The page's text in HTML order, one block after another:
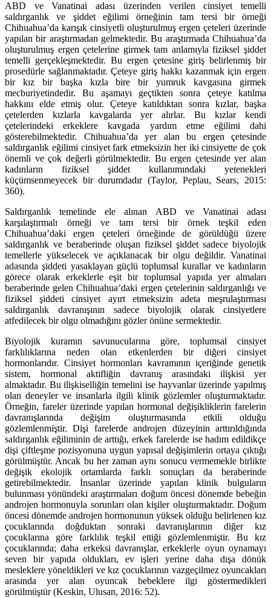
ABD ve Vanatinai adası üzerinden verilen cinsiyet temelli
saldırganlık ve şiddet eğilimi örneğinin tam tersi bir örneği
Chihuahua’da karışık cinsiyetli oluşturulmuş ergen çeteleri üzerinde
yapılan bir araştırmadan gelmektedir. Bu araştırmada Chihuahua’da
oluşturulmuş ergen çetelerine girmek tam anlamıyla fiziksel şiddet
temelli gerçekleşmektedir. Bu ergen çetesine giriş belirlenmiş bir
prosedürle sağlanmaktadır. Çeteye giriş hakkı kazanmak için ergen
bir kız bir başka kızla bire bir yumruk kavgasına girmek
mecburiyetindedir. Bu aşamayı geçtikten sonra çeteye katılma
hakkını elde etmiş olur. Çeteye katıldıktan sonra kızlar, başka
çetelerden kızlarla kavgalarda yer alırlar. Bu kızlar kendi
çetelerindeki erkeklere kavgada yardım etme eğilimi dahi
gösterebilmektedir. Chihuahua’da yer alan bu ergen çetesinde
saldırganlık eğilimi cinsiyet fark etmeksizin her iki cinsiyette de çok
önemli ve çok değerli görülmektedir. Bu ergen çetesinde yer alan
kadınların fiziksel şiddet kullanımındaki yetenekleri
küçümsenmeyecek bir durumdadır (Taylor, Peplau, Sears, 2015:
360).
Saldırganlık temelinde ele alınan ABD ve Vanatinai adası
karşılaştırmalı örneği ve tam tersi bir örnek teşkil eden
Chihuahua’daki ergen çeteleri örneğinde de görüldüğü üzere
saldırganlık ve beraberinde oluşan fiziksel şiddet sadece biyolojik
temellerle yükselecek ve açıklanacak bir olgu değildir. Vanatinai
adasında şiddeti yasaklayan güçlü toplumsal kurallar ve kadınların
görece olarak erkeklerle eşit bir toplumsal yapıda yer almaları
beraberinde gelen Chihuahua’daki ergen çetelerinin saldırganlığı ve
fiziksel şiddeti cinsiyet ayırt etmeksizin adeta meşrulaştırması
saldırganlık davranışının sadece biyolojik olarak cinsiyetlere
atfedilecek bir olgu olmadığını gözler önüne sermektedir.
Biyolojik kuramın savunucularına göre, toplumsal cinsiyet
farklılıklarına neden olan etkenlerden bir diğeri cinsiyet
hormonlarıdır. Cinsiyet hormonları kavramının içeriğinde genetik
sistem, hormonal aktifliğin davranış arasındaki ilişkisi yer
almaktadır. Bu ilişkiselliğin temelini ise hayvanlar üzerinde yapılmış
olan deneyler ve insanlarla ilgili klinik gözlemler oluşturmaktadır.
Örneğin, fareler üzerinde yapılan hormonal değişikliklerin farelerin
davranışlarında değişim oluşturmasında etkili olduğu
gözlemlenmiştir. Dişi farelerde androjen düzeyinin arttırıldığında
saldırganlık eğiliminin de arttığı, erkek farelerde ise hadım edildikçe
dişi çiftleşme pozisyonuna uygun yapısal değişimlerin ortaya çıktığı
görülmüştür. Ancak bu her zaman aynı sonucu vermemekle birlikte
değişik ekolojik ortamlarda farklı sonuçları da beraberinde
getirebilmektedir. İnsanlar üzerinde yapılan klinik bulguların
bulunması yönündeki araştırmaları doğum öncesi dönemde bebeğin
androjen hormonuyla sorunları olan kişiler oluşturmaktadır. Doğum
öncesi dönemde androjen hormonunun yüksek olduğu belirlenen kız
çocuklarında doğduktan sonraki davranışlarının diğer kız
çocuklarına göre farklılık teşkil ettiği gözlemlenmiştir. Bu kız
çocuklarında; daha erkeksi davranışlar, erkeklerle oyun oynamayı
seven bir yapıda oldukları, ev işleri yerine daha dışa dönük
mesleklere yöneldikleri ve kız çocuklarının vazgeçilmez oyuncakları
arasında yer alan oyuncak bebeklere ilgi göstermedikleri
görülmüştür (Keskin, Ulusan, 2016: 52).